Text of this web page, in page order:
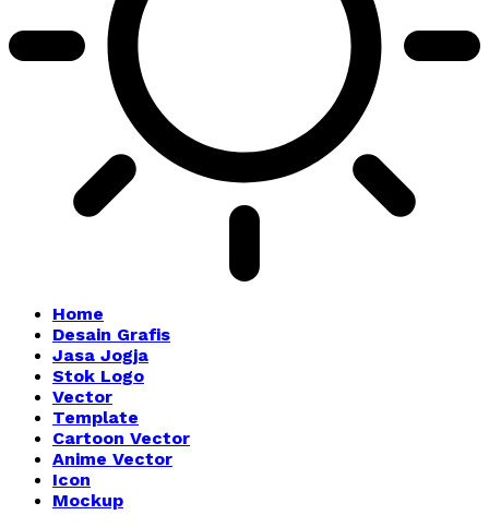
Home
Desain Grafis
Jasa Jogja
Stok Logo
Vector
Template
Cartoon Vector
Anime Vector
Icon
Mockup